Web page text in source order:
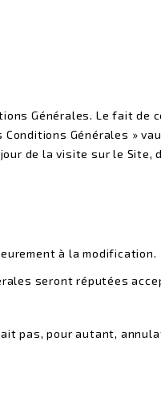
Générales. Le fait de
Conditions Générales »
de la visite sur le Site,
à la modification.
seront réputées
pas, pour autant,